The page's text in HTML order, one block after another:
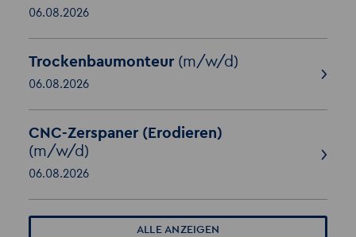
06.08.2026
Trockenbaumonteur (m/w/d)
06.08.2026
CNC-Zerspaner (Erodieren)
(m/w/d)
06.08.2026
ALLE ANZEIGEN